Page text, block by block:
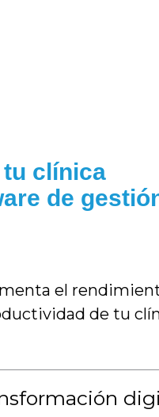
clínica
de
el
de tu